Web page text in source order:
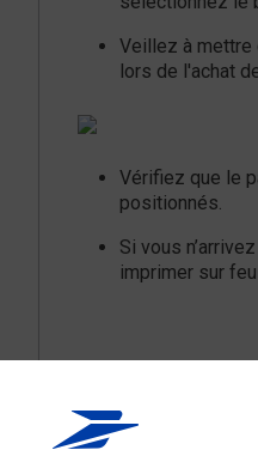
Veillez à mettre
lors de l'achat
Vérifiez que le
positionnés.
Si vous
imprimer sur